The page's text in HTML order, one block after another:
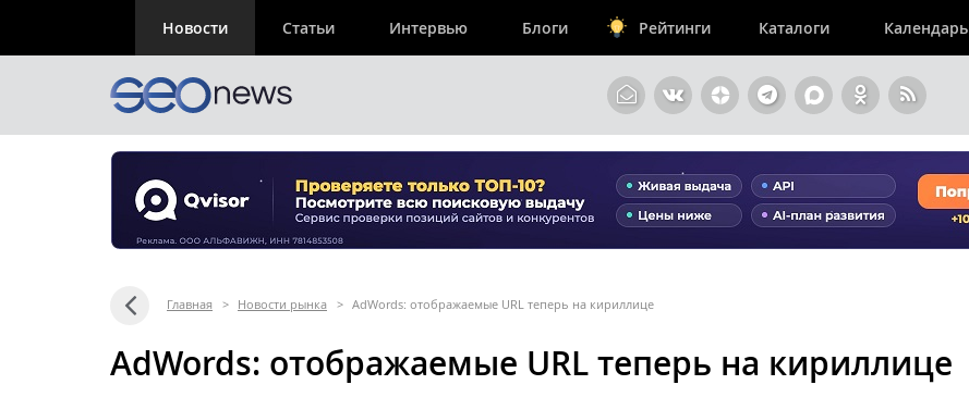
Новости Статьи Интервью Блоги Рейтинги Каталоги Календарь
Главная > Новости рынка > AdWords: отображаемые URL теперь на кириллице
AdWords: отображаемые URL теперь на кириллице